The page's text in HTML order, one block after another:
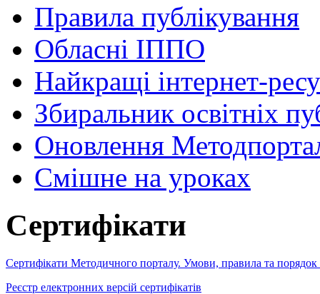
Правила публікування
Обласні ІППО
Найкращі інтернет-
Збиральник освітніх
Оновлення
Cмішне на уроках
Сертифікати
Сертифікати Методичного порталу. Умови, правила та порядок
Реєстр електронних версій сертифікатів